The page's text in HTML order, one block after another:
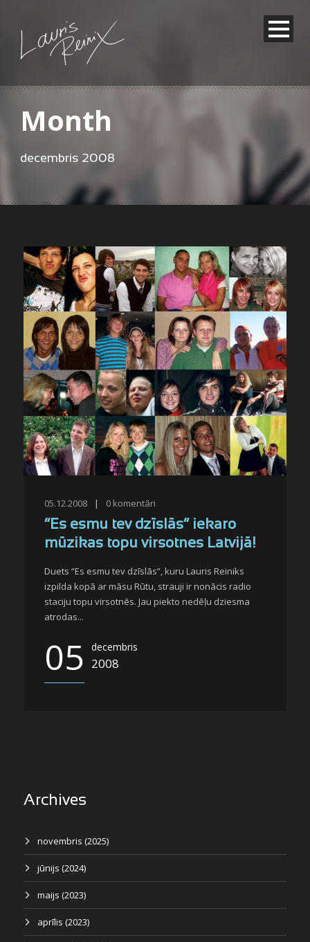
Month
decembris 2008
05.12.2008 | 0 komentāri
“Es esmu tev dzīslās” iekaro
mūzikas topu virsotnes Latvijā!
Duets “Es esmu tev dzīslās”, kuru Lauris Reiniks
izpilda kopā ar māsu Rūtu, strauji ir nonācis radio
staciju topu virsotnēs. Jau piekto nedēļu dziesma
atrodas...
05 decembris
2008
Archives
novembris (2025)
jūnijs (2024)
maijs (2023)
aprīlis (2023)